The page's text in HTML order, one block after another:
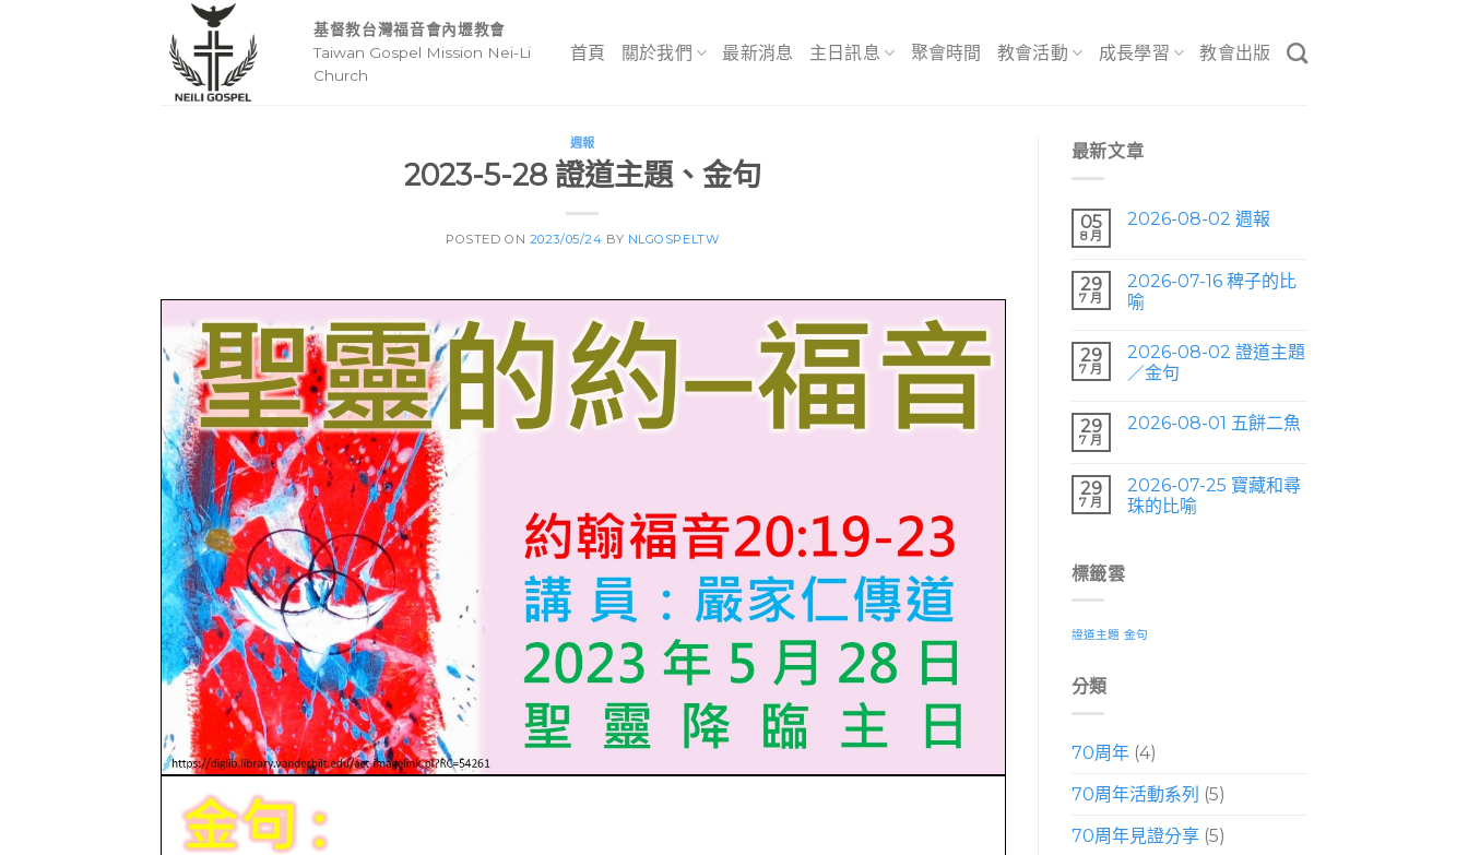
基督教台灣福音會內壢教會
Taiwan Gospel Mission Nei-Li
Church
首頁 關於我們 最新消息 主日訊息 聚會時間 教會活動 成長學習 教會出版
週報
2023-5-28 證道主題、金句
POSTED ON 2023/05/24 BY NLGOSPELTW
最新文章
05
8 月
2026-08-02 週報
29
7 月
2026-07-16 稗子的比
喻
29
7 月
2026-08-02 證道主題
／金句
29
7 月
2026-08-01 五餅二魚
29
7 月
2026-07-25 寶藏和尋
珠的比喻
標籤雲
證道主題 金句
分類
70周年(4)
70周年活動系列 (5)
70周年見證分享(5)